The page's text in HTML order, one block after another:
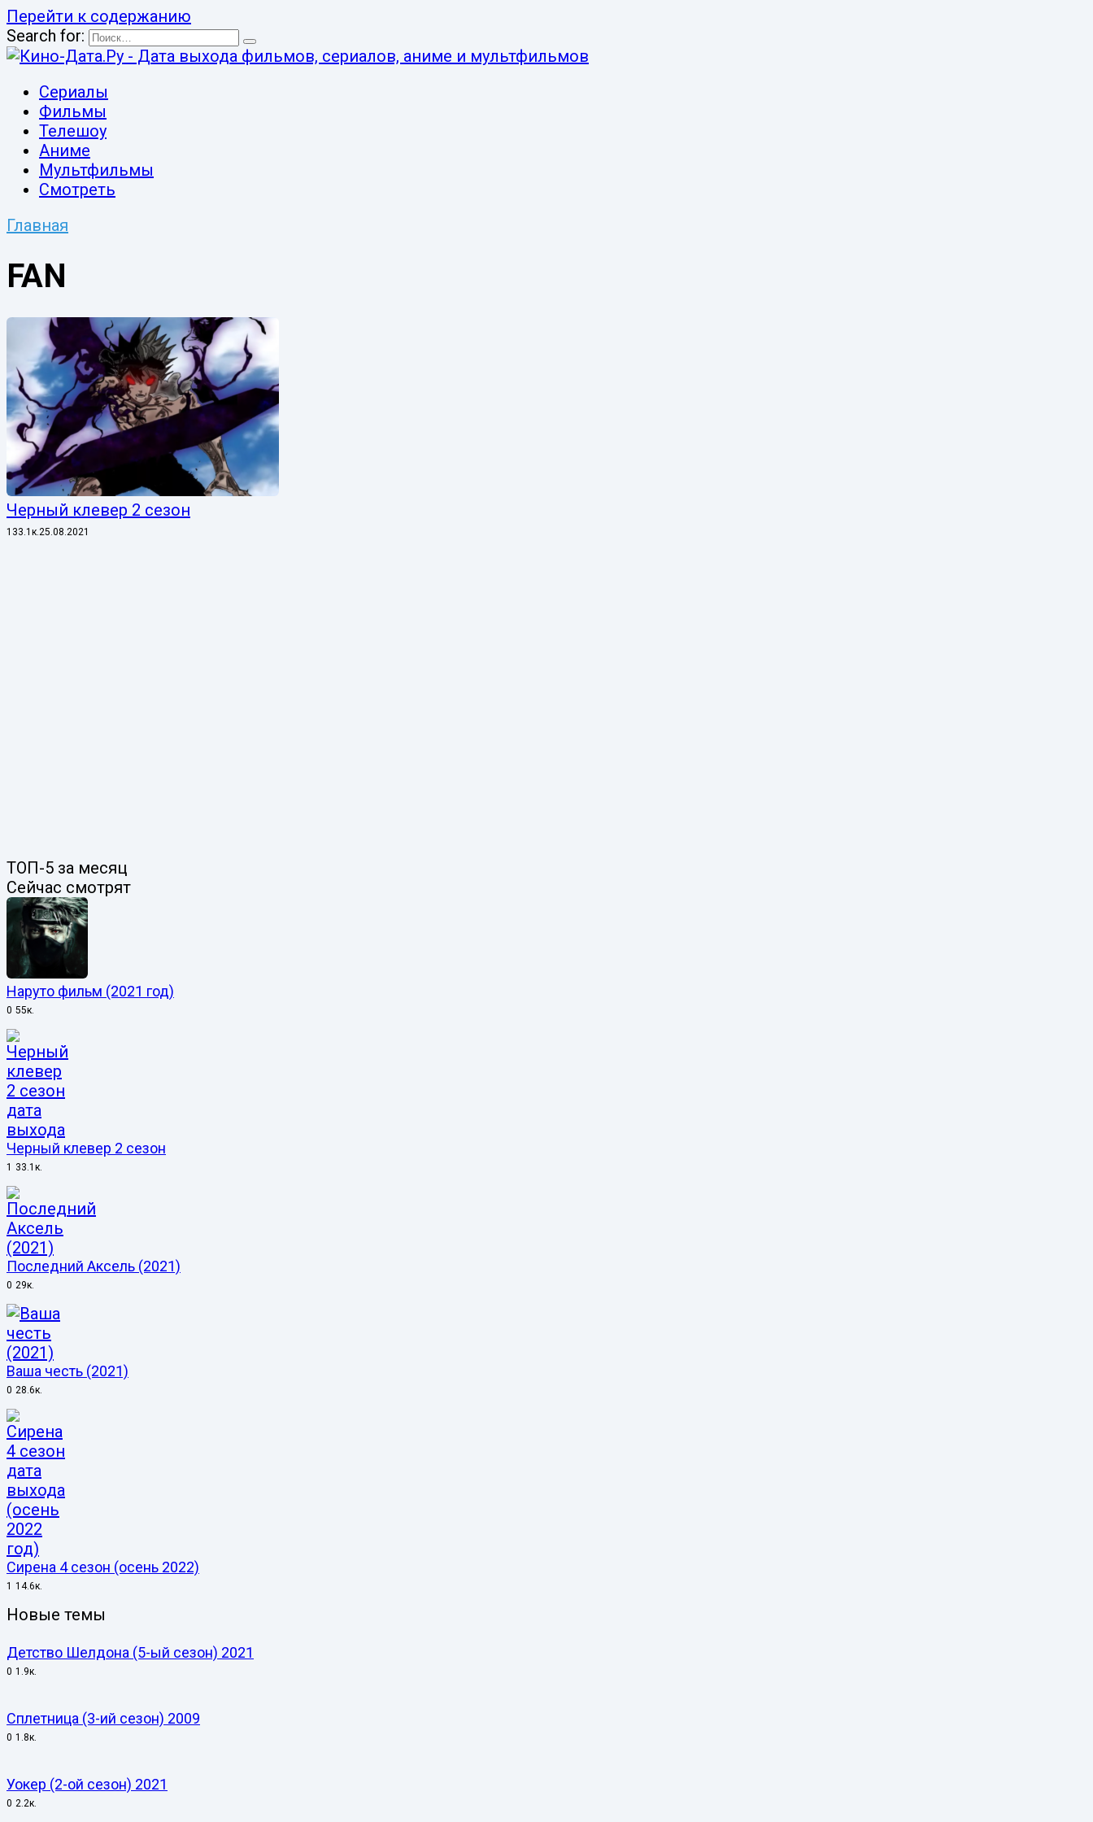
Перейти к содержанию
Search for:
Сериалы
Фильмы
Телешоу
Аниме
Мультфильмы
Смотреть
Главная
FAN
Черный клевер 2 сезон
1 33.1к. 25.08.2021
ТОП-5 за месяц
Сейчас смотрят
Наруто фильм (2021 год)
0 55к.
Черный клевер 2 сезон
1 33.1к.
Последний Аксель (2021)
0 29к.
Ваша честь (2021)
0 28.6к.
Сирена 4 сезон (осень 2022)
1 14.6к.
Новые темы
Детство Шелдона (5-ый сезон) 2021
0 1.9к.
Сплетница (3-ий сезон) 2009
0 1.8к.
Уокер (2-ой сезон) 2021
0 2.2к.